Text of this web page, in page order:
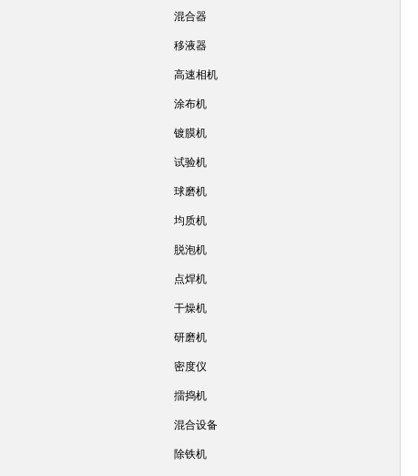
混合器
移液器
高速相机
涂布机
镀膜机
试验机
球磨机
均质机
脱泡机
点焊机
干燥机
研磨机
密度仪
擂捣机
混合设备
除铁机